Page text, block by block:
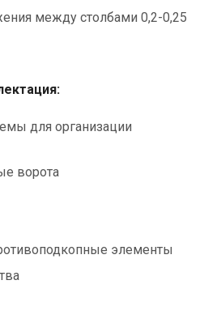
между столбами 0,2-0,25
для организации
ворота
элементы